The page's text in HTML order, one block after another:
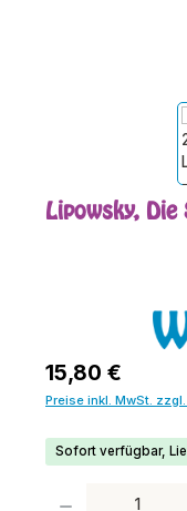
Lipowsky, Die
Regulärer Preis:
15,80 €
Preise inkl. MwSt.
Sofort verfügbar,
Produkt Anzahl: Gib